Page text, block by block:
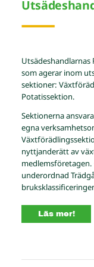
som agerar inom
sektioner:
Potatissektion.
Sektionerna
egna
nyttjanderätt av
underordnad
Läs mer!